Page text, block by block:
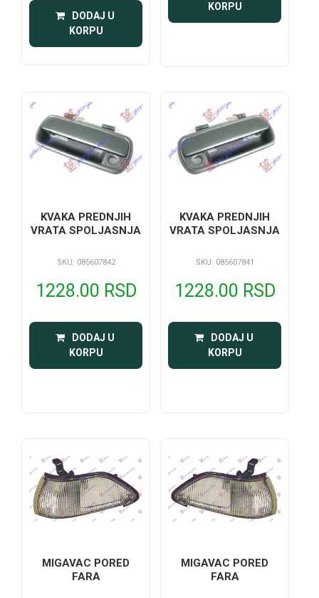
DODAJ U
KORPU
KORPU
KVAKA PREDNJIH
VRATA SPOLJASNJA
SKU: 085607842
1228.00 RSD
DODAJ U
KORPU
KVAKA PREDNJIH
VRATA SPOLJASNJA
SKU: 085607841
1228.00 RSD
DODAJ U
KORPU
MIGAVAC PORED
FARA
MIGAVAC PORED
FARA